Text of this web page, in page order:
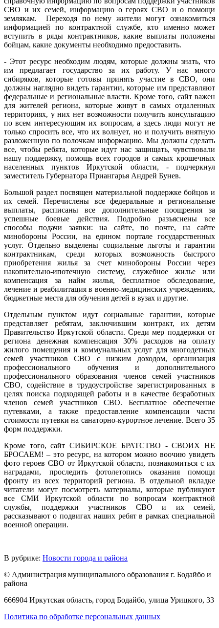
СВО и их семей, информацию о героях СВО и о помощи
землякам. Переходя по нему жители могут ознакомиться
информацией по контрактной службе, кто именно может
вступить в ряды контрактников, какие выплаты положены
бойцам, какие документы необходимо предоставить.
- Этот ресурс необходим людям, которые должны знать, что
им предлагает государство за их работу. У нас много
сибиряков, которые готовы принять участие в СВО, они
должны наглядно видеть гарантии, которые им представляют
федеральные и региональные власти. Кроме того, сайт важен
для жителей региона, которые живут в самых отдаленных
территориях, у них нет возможности получить консультацию
по всем интересующим их вопросам, а здесь люди могут не
только спросить все, что их волнует, но и получить внятную
разложенную по полочкам информацию. Мы должны сделать
все, чтобы ребята, которые идут нас защищать, чувствовали
нашу поддержку, помощь всех городов и самых крошечных
населенных пунктов Иркутской области, - подчеркнул
заместитель Губернатора Приангарья Андрей Бунев.
Большой раздел посвящен материальной поддержке бойцов и
их семей. Перечислены все федеральные и региональные
выплаты, расписаны все дополнительные поощрения за
успешные боевые действия. Подробно разъяснены все
способы подачи заявки: на сайте, по почте, на сайте
минобороны России, на едином портале государственных
услуг. Отдельно выделены социальные льготы и гарантии
контрактникам, среди которых возможность быстрого
приобретения жилья за счет минобороны России через
накопительно-ипотечную систему, служебное жилье или
компенсация за найм жилья, бесплатное обследование,
лечение и реабилитация в военно-медицинских учреждениях,
бюджетные места для обучения детей в вузах и другие.
Отдельным пунктом идут социальные гарантии, которые
представляет ребятам, заключившим контракт, их детям
Правительство Иркутской области. Среди мер поддержки от
региона денежная компенсация 30% расходов на оплату
жилого помещения и коммунальных услуг для многодетных
семей участников СВО с низким доходом, организация
профессионального обучения и дополнительного
профессионального образования членов семей участников
СВО, содействие в трудоустройстве зарегистрированных в
целях поиска подходящей работы и в качестве безработных
членов семей участников СВО. Бесплатное обеспечение
путевками, а также предоставление компенсации части
стоимости путевки на санаторно-курортное лечение. Всего 35
форм поддержки.
Кроме того, сайт СИБИРСКОЕ БРАТСТВО - СВОИХ НЕ
БРОСАЕМ! – это ресурс, на котором можно воочию увидеть
фото героев СВО от Иркутской области, познакомиться с их
наградами, проследить фотолетопись оказания помощи
фронту из всех территорий региона. В отдельной вкладке
читатели могут посмотреть материалы, которые публикуют
все СМИ Иркутской области по вопросам контрактной
службы, поддержки участников СВО и их семей,
рассказывают о подвигах наших ребят в рамках специальной
военной операции.
В рубрике: Новости города и района
© Администрация муниципального образования г. Бодайбо и
района
666904 Иркутская область, город Бодайбо, улица Урицкого, 33
Политика по обработке персональных данных